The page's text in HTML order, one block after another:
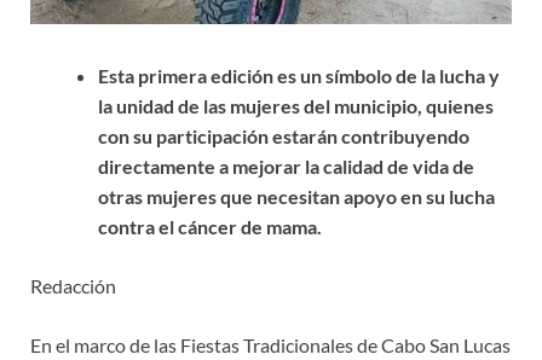
Esta primera edición es un símbolo de la lucha y
la unidad de las mujeres del municipio, quienes
con su participación estarán contribuyendo
directamente a mejorar la calidad de vida de
otras mujeres que necesitan apoyo en su lucha
contra el cáncer de mama.
Redacción
En el marco de las Fiestas Tradicionales de Cabo San Lucas